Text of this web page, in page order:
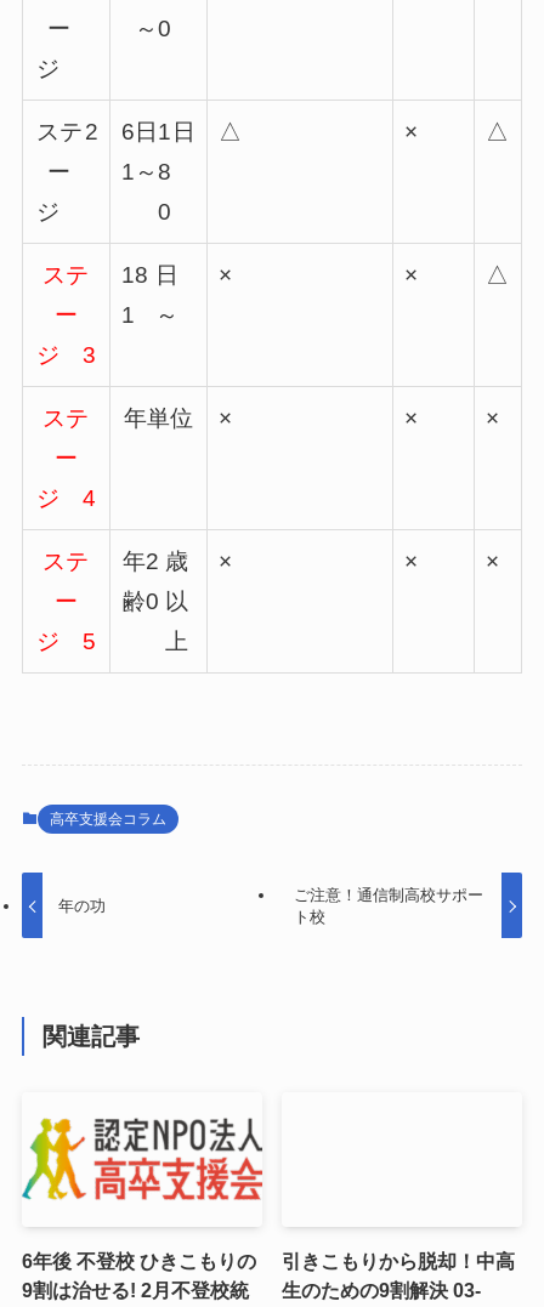
ー
ジ
～0
ステ
ー
ジ
2
6
1
日
～
1
8
0
日 △ × △
ステ
ー
ジ 3
18
1
日
～
× × △
ステ
ー
ジ 4
年単位 × × ×
ステ
ー
ジ 5
年
齢
2
0
歳
以
上
× × ×
高卒支援会コラム
年の功
ご注意！通信制高校サポー
ト校
関連記事
6年後 不登校 ひきこもりの
9割は治せる! 2月不登校統
引きこもりから脱却！中高
生のための9割解決 03-